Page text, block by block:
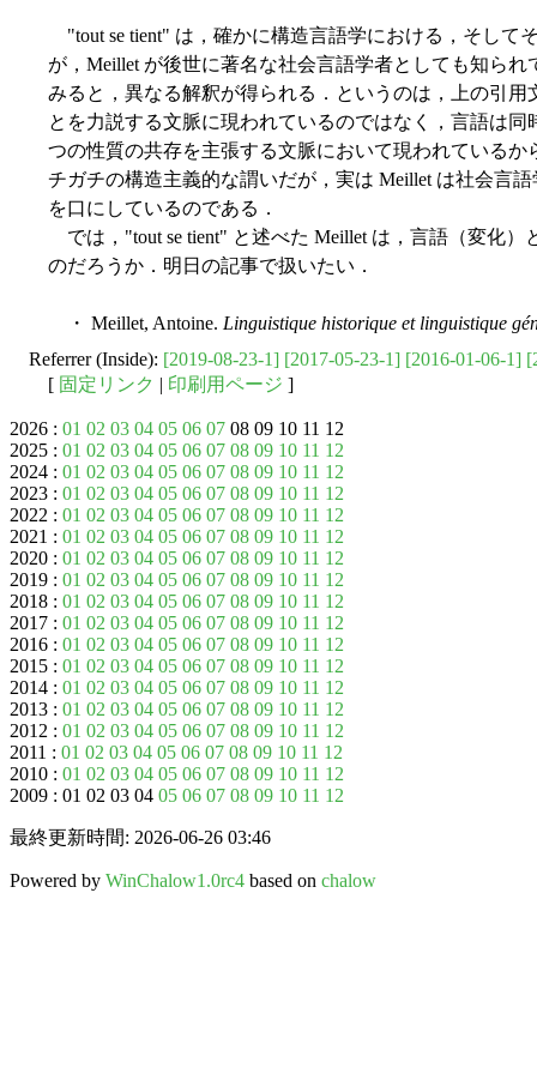
"tout se tient" は，確かに構造言語学における，そして
が，Meillet が後世に著名な社会言語学者としても知ら
みると，異なる解釈が得られる．というのは，上の引
とを力説する文脈に現われているのではなく，言語は
つの性質の共存を主張する文脈において現われているか
チガチの構造主義的な謂いだが，実は Meillet は社会言
を口にしているのである．
では，"tout se tient" と述べた Meillet は，言語（変化
のだろうか．明日の記事で扱いたい．
・ Meillet, Antoine. Linguistique historique et linguistique
Referrer (Inside): [2019-08-23-1] [2017-05-23-1] [2016-01-06-1]
[ 固定リンク | 印刷用ページ ]
2026 : 01 02 03 04 05 06 07 08 09 10 11 12
2025 : 01 02 03 04 05 06 07 08 09 10 11 12
2024 : 01 02 03 04 05 06 07 08 09 10 11 12
2023 : 01 02 03 04 05 06 07 08 09 10 11 12
2022 : 01 02 03 04 05 06 07 08 09 10 11 12
2021 : 01 02 03 04 05 06 07 08 09 10 11 12
2020 : 01 02 03 04 05 06 07 08 09 10 11 12
2019 : 01 02 03 04 05 06 07 08 09 10 11 12
2018 : 01 02 03 04 05 06 07 08 09 10 11 12
2017 : 01 02 03 04 05 06 07 08 09 10 11 12
2016 : 01 02 03 04 05 06 07 08 09 10 11 12
2015 : 01 02 03 04 05 06 07 08 09 10 11 12
2014 : 01 02 03 04 05 06 07 08 09 10 11 12
2013 : 01 02 03 04 05 06 07 08 09 10 11 12
2012 : 01 02 03 04 05 06 07 08 09 10 11 12
2011 : 01 02 03 04 05 06 07 08 09 10 11 12
2010 : 01 02 03 04 05 06 07 08 09 10 11 12
2009 : 01 02 03 04 05 06 07 08 09 10 11 12
最終更新時間: 2026-06-26 03:46
Powered by WinChalow1.0rc4 based on chalow